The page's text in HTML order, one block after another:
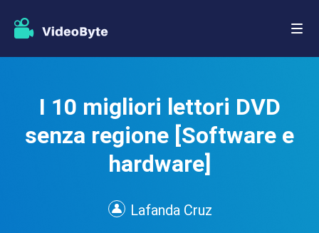
I 10 migliori lettori DVD
senza regione [Software e
hardware]
Lafanda Cruz